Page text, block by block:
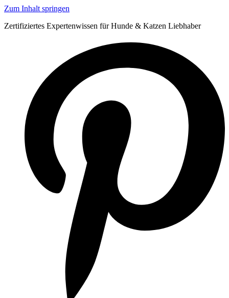
Zum Inhalt springen
Zertifiziertes Expertenwissen für Hunde & Katzen Liebhaber